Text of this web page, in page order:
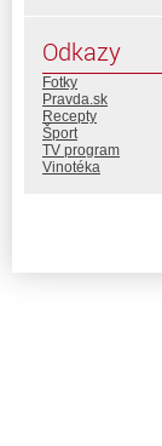
Odkazy
Fotky
Pravda.sk
Recepty
Šport
TV program
Vinotéka